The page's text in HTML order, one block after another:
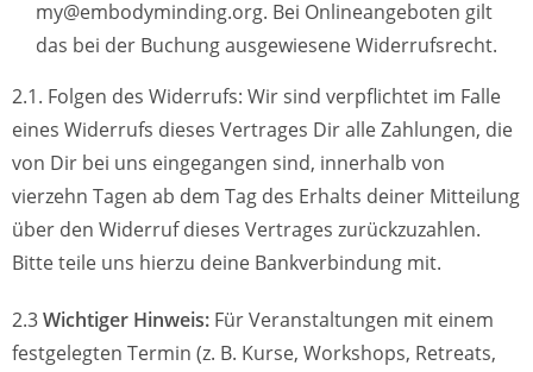
my@embodyminding.org. Bei Onlineangeboten gilt
das bei der Buchung ausgewiesene Widerrufsrecht.
2.1. Folgen des Widerrufs: Wir sind verpflichtet im Falle
eines Widerrufs dieses Vertrages Dir alle Zahlungen, die
von Dir bei uns eingegangen sind, innerhalb von
vierzehn Tagen ab dem Tag des Erhalts deiner Mitteilung
über den Widerruf dieses Vertrages zurückzuzahlen.
Bitte teile uns hierzu deine Bankverbindung mit.
2.3Wichtiger Hinweis: Für Veranstaltungen mit einem
festgelegten Termin (z. B. Kurse, Workshops, Retreats,